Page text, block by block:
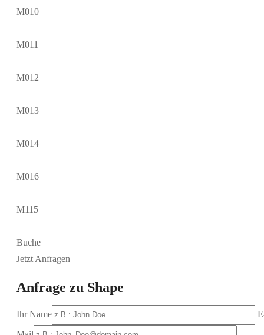
M010
M011
M012
M013
M014
M016
M115
Buche
Jetzt Anfragen
Anfrage zu Shape
Ihr Name